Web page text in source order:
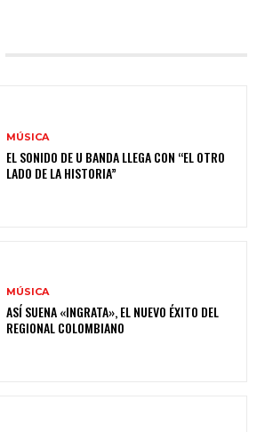
MÚSICA
EL SONIDO DE U BANDA LLEGA CON “EL OTRO
LADO DE LA HISTORIA”
MÚSICA
ASÍ SUENA «INGRATA», EL NUEVO ÉXITO DEL
REGIONAL COLOMBIANO